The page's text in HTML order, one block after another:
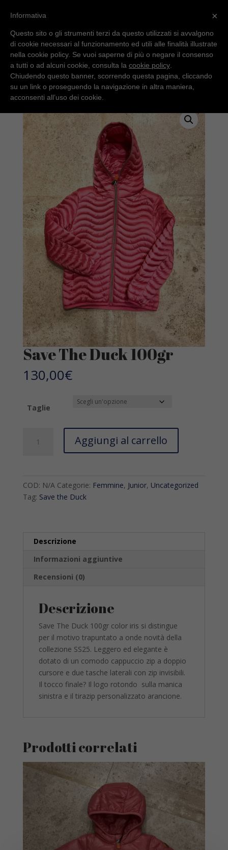
Home/Uncategorized/ Save The Duck 100gr
Save The Duck 100gr
130,00€
Taglie
Aggiungi al carrello
COD: N/A Categorie: Femmine, Junior, Uncategorized
Tag: Save the Duck
Descrizione
Informazioni aggiuntive
Recensioni (0)
Descrizione
Save The Duck100gr color iris si distingue
per il motivo trapuntato a onde novità della
collezione SS25. Leggero ed elegante è
dotato di un comodo cappuccio zip a doppio
cursore e due tasche laterali con zip invisibili.
Il tocco finale? Il logo rotondo sulla manica
sinistra e il tirazip personalizzato arancione.
Prodotti correlati
×
Informativa
Questo sito o gli strumenti terzi da questo utilizzati si avvalgono
di cookie necessari al funzionamento ed utili alle finalità illustrate
nella cookie policy. Se vuoi saperne di più o negare il consenso
a tutti o ad alcuni cookie, consulta la cookie policy
Chiudendo questo banner, scorrendo questa pagina, cliccando
su un link o proseguendo la navigazione in altra maniera,
acconsenti all’uso dei cookie.